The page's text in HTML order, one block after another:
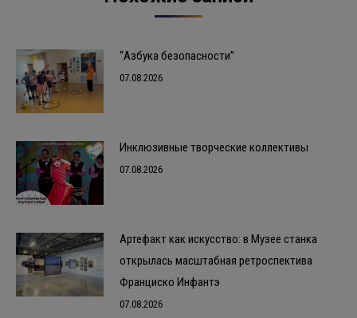
“Азбука безопасности”
07.08.2026
Инклюзивные творческие коллективы
07.08.2026
Артефакт как искусство: в Музее станка
открылась масштабная ретроспектива
Франциско Инфантэ
07.08.2026